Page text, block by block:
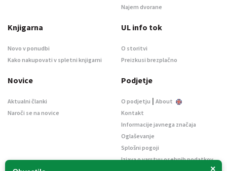
×
Najem dvorane
Knjigarna
Novo v ponudbi
Kako nakupovati v spletni knjigarni
UL info tok
O storitvi
Preizkusi brezplačno
Novice
Aktualni članki
Naroči se na novice
Podjetje
O podjetju | About
Kontakt
Informacije javnega značaja
Oglaševanje
Splošni pogoji
Izjava o varstvu osebnih podatkov